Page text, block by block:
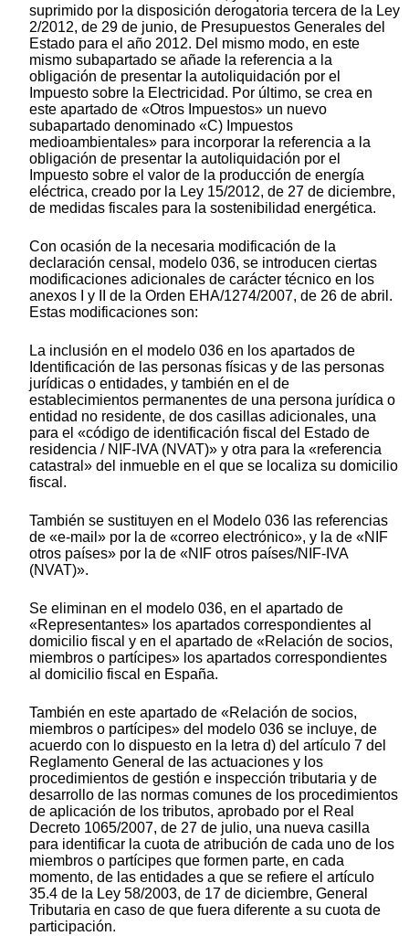
suprimido por la disposición derogatoria tercera de la Ley
2/2012, de 29 de junio, de Presupuestos Generales del
Estado para el año 2012. Del mismo modo, en este
mismo subapartado se añade la referencia a la
obligación de presentar la autoliquidación por el
Impuesto sobre la Electricidad. Por último, se crea en
este apartado de «Otros Impuestos» un nuevo
subapartado denominado «C) Impuestos
medioambientales» para incorporar la referencia a la
obligación de presentar la autoliquidación por el
Impuesto sobre el valor de la producción de energía
eléctrica, creado por la Ley 15/2012, de 27 de diciembre,
de medidas fiscales para la sostenibilidad energética.
Con ocasión de la necesaria modificación de la
declaración censal, modelo 036, se introducen ciertas
modificaciones adicionales de carácter técnico en los
anexos I y II de la Orden EHA/1274/2007, de 26 de abril.
Estas modificaciones son:
La inclusión en el modelo 036 en los apartados de
Identificación de las personas físicas y de las personas
jurídicas o entidades, y también en el de
establecimientos permanentes de una persona jurídica o
entidad no residente, de dos casillas adicionales, una
para el «código de identificación fiscal del Estado de
residencia / NIF-IVA (NVAT)» y otra para la «referencia
catastral» del inmueble en el que se localiza su domicilio
fiscal.
También se sustituyen en el Modelo 036 las referencias
de «e-mail» por la de «correo electrónico», y la de «NIF
otros países» por la de «NIF otros países/NIF-IVA
(NVAT)».
Se eliminan en el modelo 036, en el apartado de
«Representantes» los apartados correspondientes al
domicilio fiscal y en el apartado de «Relación de socios,
miembros o partícipes» los apartados correspondientes
al domicilio fiscal en España.
También en este apartado de «Relación de socios,
miembros o partícipes» del modelo 036 se incluye, de
acuerdo con lo dispuesto en la letra d) del artículo 7 del
Reglamento General de las actuaciones y los
procedimientos de gestión e inspección tributaria y de
desarrollo de las normas comunes de los procedimientos
de aplicación de los tributos, aprobado por el Real
Decreto 1065/2007, de 27 de julio, una nueva casilla
para identificar la cuota de atribución de cada uno de los
miembros o partícipes que formen parte, en cada
momento, de las entidades a que se refiere el artículo
35.4 de la Ley 58/2003, de 17 de diciembre, General
Tributaria en caso de que fuera diferente a su cuota de
participación.